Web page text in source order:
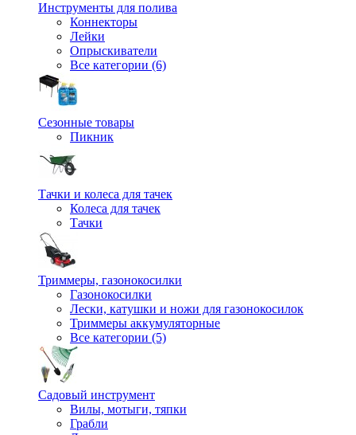
Инструменты для полива
Коннекторы
Лейки
Опрыскиватели
Все категории (6)
Сезонные товары
Пикник
Тачки и колеса для тачек
Колеса для тачек
Тачки
Триммеры, газонокосилки
Газонокосилки
Лески, катушки и ножи для газонокосилок
Триммеры аккумуляторные
Все категории (5)
Садовый инструмент
Вилы, мотыги, тяпки
Грабли